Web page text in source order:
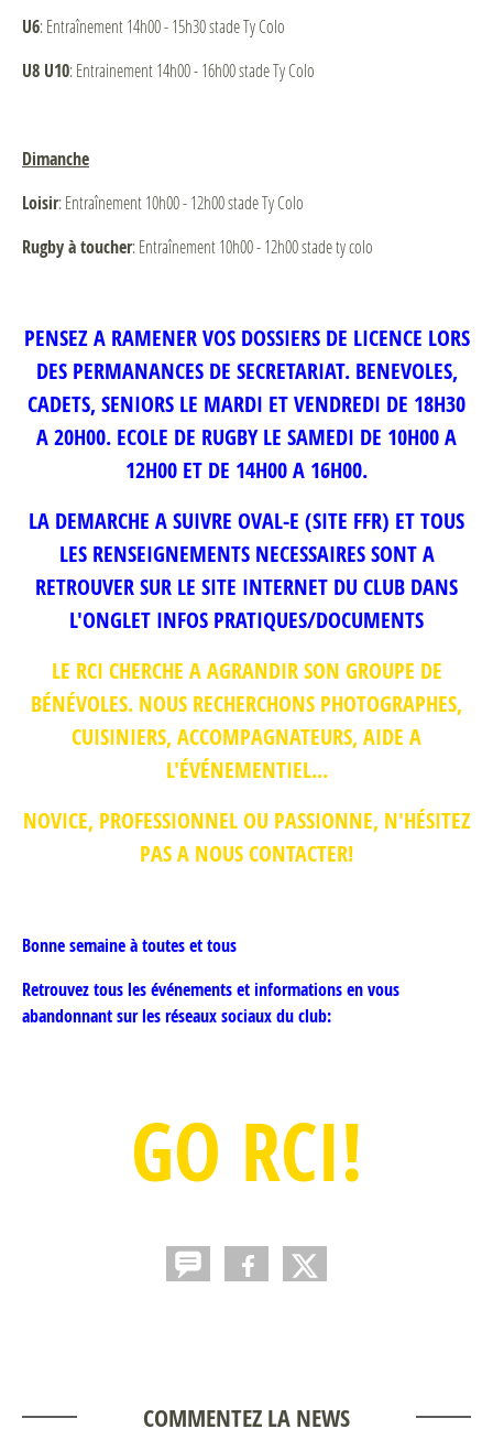
U6: Entraînement 14h00 - 15h30 stade Ty Colo
U8 U10: Entrainement 14h00 - 16h00 stade Ty Colo
Dimanche
Loisir: Entraînement 10h00 - 12h00 stade Ty Colo
Rugby à toucher: Entraînement 10h00 - 12h00 stade ty colo
PENSEZ A RAMENER VOS DOSSIERS DE LICENCE LORS
DES PERMANANCES DE SECRETARIAT. BENEVOLES,
CADETS, SENIORS LE MARDI ET VENDREDI DE 18H30
A 20H00. ECOLE DE RUGBY LE SAMEDI DE 10H00 A
12H00 ET DE 14H00 A 16H00.
LA DEMARCHE A SUIVRE OVAL-E (SITE FFR) ET TOUS
LES RENSEIGNEMENTS NECESSAIRES SONT A
RETROUVER SUR LE SITE INTERNET DU CLUB DANS
L'ONGLET INFOS PRATIQUES/DOCUMENTS
LE RCI CHERCHE A AGRANDIR SON GROUPE DE
BÉNÉVOLES. NOUS RECHERCHONS PHOTOGRAPHES,
CUISINIERS, ACCOMPAGNATEURS, AIDE A
L'ÉVÉNEMENTIEL...
NOVICE, PROFESSIONNEL OU PASSIONNE, N'HÉSITEZ
PAS A NOUS CONTACTER!
Bonne semaine à toutes et tous
Retrouvez tous les événements et informations en vous
abandonnant sur les réseaux sociaux du club:
GO RCI!
COMMENTEZ LA NEWS